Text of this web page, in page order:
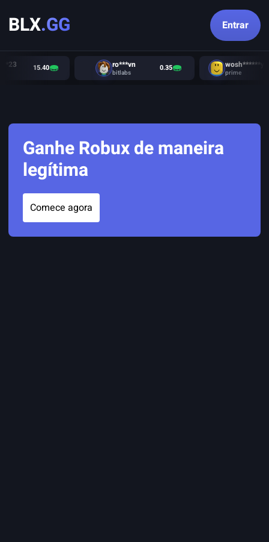
BLX.GG Entrar
15.40 ro***vn
bitlabs 0.35 prime
Ganhe Robux de maneira
legítima
Comece agora